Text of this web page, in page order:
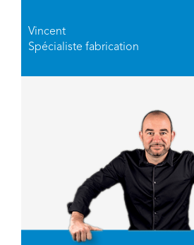
Vincent
Spécialiste fabrication